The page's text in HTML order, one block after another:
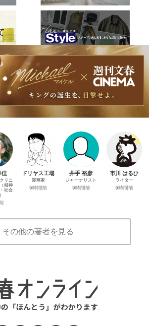
佳
リニ
精神
社会
ドリヤス工場
漫画家
9時間前
井手 裕彦
ジャーナリスト
9時間前
市川 はるひ
ライター
9時間前
その他の著者を見る